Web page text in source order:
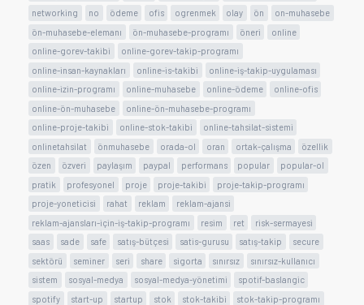
networking
no ödeme ofis ogrenmek olay ön
on-muhasebe
ön-muhasebe-elemanı
ön-muhasebe-programı öneri
online
online-gorev-takibi
online-gorev-takip-programı
online-insan-kaynakları
online-is-takibi
online-iş-takip-uygulaması
online-izin-programı
online-muhasebe online-ödeme
online-ofis
online-ön-muhasebe
online-ön-muhasebe-programı
online-proje-takibi
online-stok-takibi
online-tahsilat-sistemi
onlinetahsilat
önmuhasebe orada-ol oran ortak-çalışma
özellik
özen
özveri paylaşım paypal performans popular
popular-ol
pratik
profesyonel proje proje-takibi
proje-takip-programı
proje-yoneticisi
rahat reklam
reklam-ajansi
reklam-ajansları-için-iş-takip-programı
resim ret
risk-sermayesi
saas
sade safe satış-bütçesi satis-gurusu satış-takip
secure
sektörü
seminer seri share sigorta sınırsız
sınırsız-kullanıcı
sistem
sosyal-medya sosyal-medya-yönetimi
spotif-baslangic
spotify
start-up startup stok stok-takibi
stok-takip-programı